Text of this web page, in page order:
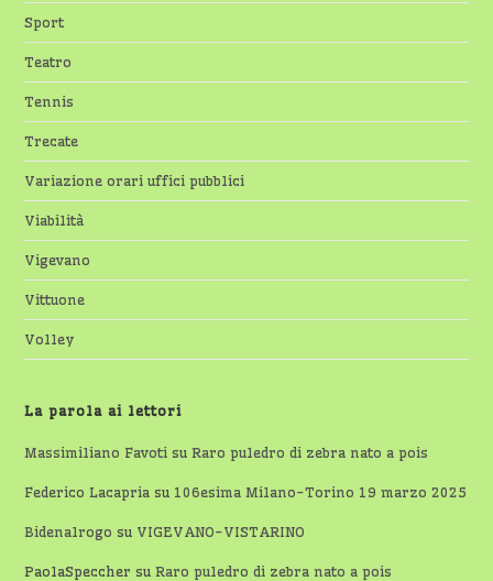
Sport
Teatro
Tennis
Trecate
Variazione orari uffici pubblici
Viabilità
Vigevano
Vittuone
Volley
La parola ai lettori
Massimiliano Favoti suRaro puledro di zebra nato a pois
Federico Lacapria su 106esima Milano-Torino 19 marzo 2025
Bidenalrogo su VIGEVANO-VISTARINO
PaolaSpeccher suRaro puledro di zebra nato a pois